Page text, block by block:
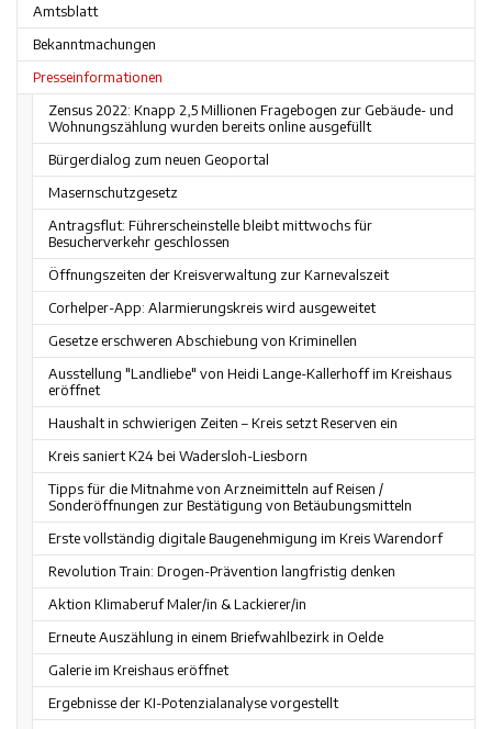
Amtsblatt
Bekanntmachungen
Presseinformationen
Zensus 2022: Knapp 2,5 Millionen Fragebogen zur Gebäude- und
Wohnungszählung wurden bereits online ausgefüllt
Bürgerdialog zum neuen Geoportal
Masernschutzgesetz
Antragsflut: Führerscheinstelle bleibt mittwochs für
Besucherverkehr geschlossen
Öffnungszeiten der Kreisverwaltung zur Karnevalszeit
Corhelper-App: Alarmierungskreis wird ausgeweitet
Gesetze erschweren Abschiebung von Kriminellen
Ausstellung "Landliebe" von Heidi Lange-Kallerhoff im Kreishaus
eröffnet
Haushalt in schwierigen Zeiten – Kreis setzt Reserven ein
Kreis saniert K24 bei Wadersloh-Liesborn
Tipps für die Mitnahme von Arzneimitteln auf Reisen /
Sonderöffnungen zur Bestätigung von Betäubungsmitteln
Erste vollständig digitale Baugenehmigung im Kreis Warendorf
Revolution Train: Drogen-Prävention langfristig denken
Aktion Klimaberuf Maler/in & Lackierer/in
Erneute Auszählung in einem Briefwahlbezirk in Oelde
Galerie im Kreishaus eröffnet
Ergebnisse der KI-Potenzialanalyse vorgestellt